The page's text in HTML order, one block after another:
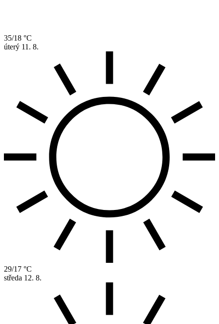
35/18 °C
úterý 11. 8.
29/17 °C
středa 12. 8.